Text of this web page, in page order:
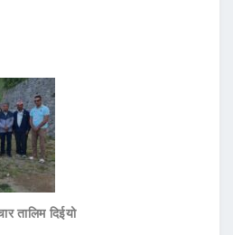
तालिम दिईयो